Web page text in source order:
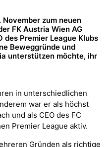
November zum neuen
FK Austria Wien AG
des Premier League Klubs
Beweggründe und
unterstützen möchte, ihr
in unterschiedlichen
war er als höchst
und als CEO des FC
Premier League aktiv.
Gründen als richtige